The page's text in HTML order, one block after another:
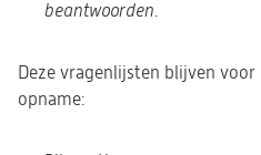
beantwoorden.
Deze vragenlijsten blijven
opname: